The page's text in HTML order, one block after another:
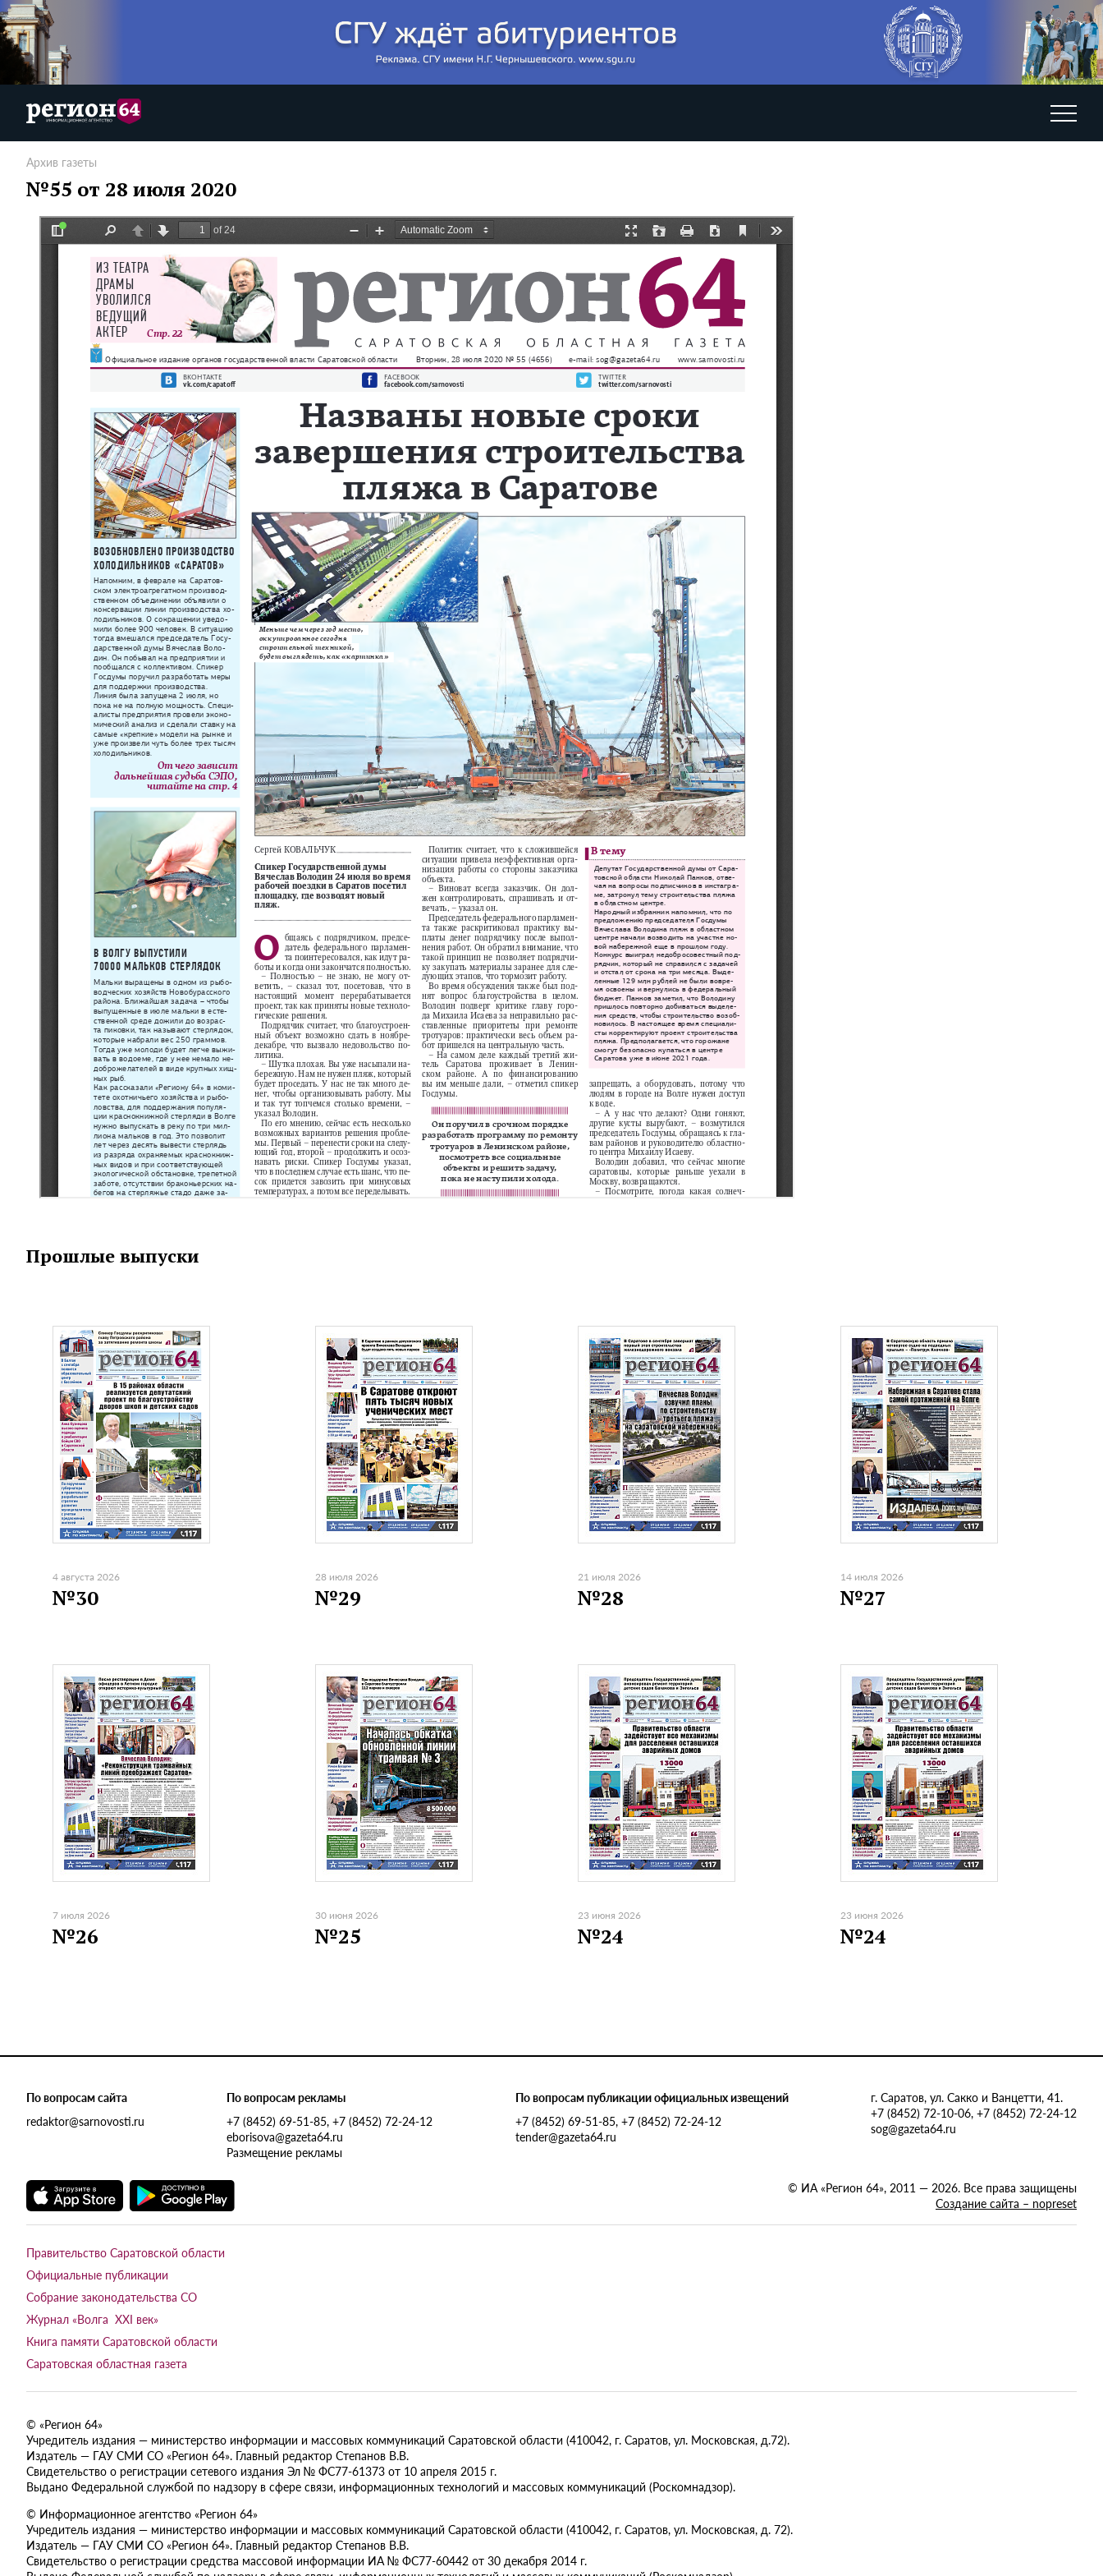
Архив газеты
№55 от 28 июля 2020
Прошлые выпуски
4 августа 2026
№30
28 июля 2026
№29
21 июля 2026
№28
14 июля 2026
№27
7 июля 2026
№26
30 июня 2026
№25
23 июня 2026
№24
23 июня 2026
№24
По вопросам сайта
redaktor@sarnovosti.ru
По вопросам рекламы
+7 (8452) 69-51-85, +7 (8452) 72-24-12
eborisova@gazeta64.ru
Размещение рекламы
По вопросам публикации официальных извещений
+7 (8452) 69-51-85, +7 (8452) 72-24-12
tender@gazeta64.ru
г. Саратов, ул. Сакко и Ванцетти, 41.
+7 (8452) 72-10-06, +7 (8452) 72-24-12
sog@gazeta64.ru
© ИА «Регион 64», 2011 — 2026. Все права защищены
Создание сайта – nopreset
Правительство Саратовской области
Официальные публикации
Собрание законодательства СО
Журнал «Волга XXI век»
Книга памяти Саратовской области
Саратовская областная газета
© «Регион 64»
Учредитель издания — министерство информации и массовых коммуникаций Саратовской области (410042, г. Саратов, ул. Московская, д.72).
Издатель — ГАУ СМИ СО «Регион 64». Главный редактор Степанов В.В.
Свидетельство о регистрации сетевого издания Эл № ФС77-61373 от 10 апреля 2015 г.
Выдано Федеральной службой по надзору в сфере связи, информационных технологий и массовых коммуникаций (Роскомнадзор).
© Информационное агентство «Регион 64»
Учредитель издания — министерство информации и массовых коммуникаций Саратовской области (410042, г. Саратов, ул. Московская, д. 72).
Издатель — ГАУ СМИ СО «Регион 64». Главный редактор Степанов В.В.
Свидетельство о регистрации средства массовой информации ИА № ФС77-60442 от 30 декабря 2014 г.